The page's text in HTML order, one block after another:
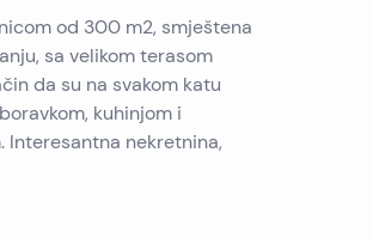
od 300 m2, smještena
sa velikom terasom
da su na svakom katu
kuhinjom i
nekretnina,